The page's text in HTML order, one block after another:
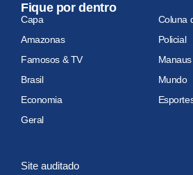
Fique por dentro
Capa
Coluna
Amazonas
Policial
Famosos & TV
Manaus
Brasil
Mundo
Economia
Geral
Site auditado